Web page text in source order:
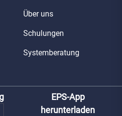
Über uns
Schulungen
Systemberatung
EPS-App
herunterladen